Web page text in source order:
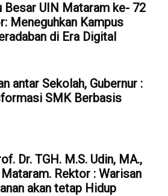
Besar UIN Mataram ke- 72
Meneguhkan Kampus
di Era Digital
antar Sekolah, Gubernur :
SMK Berbasis
Dr. TGH. M.S. Udin, MA.,
Rektor : Warisan
akan tetap Hidup